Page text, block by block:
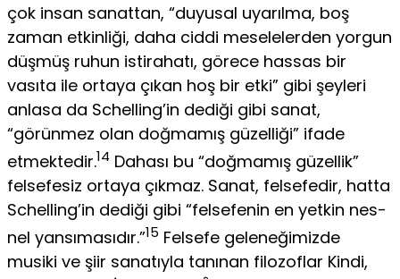
çok insan sanattan, “duyusal uyarılma, boş
zaman etkinliği, daha ciddi me­selelerden yorgun
düşmüş ruhun istirahatı, görece hassas bir
vasıta ile ortaya çıkan hoş bir etki” gibi şeyleri
anlasa da Schelling’in dediği gibi sanat,
“görünmez olan doğmamış güzelliği” ifade
etmektedir.14 Dahası bu “doğmamış güzellik”
felsefesiz or­taya çıkmaz. Sanat, felsefedir, hatta
Schelling’in dediği gibi “felsefenin en yetkin nes­
nel yansımasıdır.”15 Felsefe geleneğimizde
musiki ve şiir sanatıyla tanınan filozoflar Kindi,